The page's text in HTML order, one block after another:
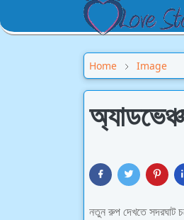
Home Image
নতুন রুপ দেখতে